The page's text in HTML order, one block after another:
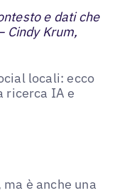
e dati che
Cindy Krum,
locali: ecco
ricerca IA e
è anche una